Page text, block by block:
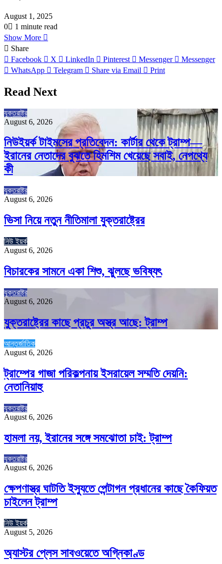
August 1, 2025
0
1 minute read
Show More
Share
Facebook
X LinkedIn Pinterest Messenger
Messenger
WhatsApp
Telegram Share via Email Print
Read Next
যুক্তরাষ্ট্র
August 6, 2026
নিউইয়র্ক টাইমসের প্রতিবেদন: কার্টার থেকে ট্রাম্প—
ইরানের নেতাদের বুঝতে হিমশিম খেয়েছে সবাই, নেপথ্যে
কী
যুক্তরাষ্ট্র
August 6, 2026
ভিসা নিয়ে নতুন নীতিমালা যুক্তরাষ্ট্রের
নিউ ইয়র্ক
August 6, 2026
বিচারকের সামনে একা শিশু, ঝুলছে ভবিষ্যৎ
যুক্তরাষ্ট্র
August 6, 2026
যুক্তরাষ্ট্রের কাছে প্রচুর অস্ত্র আছে: ট্রাম্প
আন্তর্জাতিক
August 6, 2026
ট্রাম্পের গাজা পরিকল্পনায় ইসরায়েল সম্মতি দেয়নি:
নেতানিয়াহু
যুক্তরাষ্ট্র
August 6, 2026
হামলা নয়, ইরানের সঙ্গে সমঝোতা চাই: ট্রাম্প
যুক্তরাষ্ট্র
August 6, 2026
ক্ষেপণাস্ত্র ঘাটতি ইস্যুতে পেন্টাগন প্রধানের কাছে কৈফিয়ত
চাইলেন ট্রাম্প
নিউ ইয়র্ক
August 5, 2026
অ্যাস্টর প্লেস সাবওয়েতে অগ্নিকাণ্ড